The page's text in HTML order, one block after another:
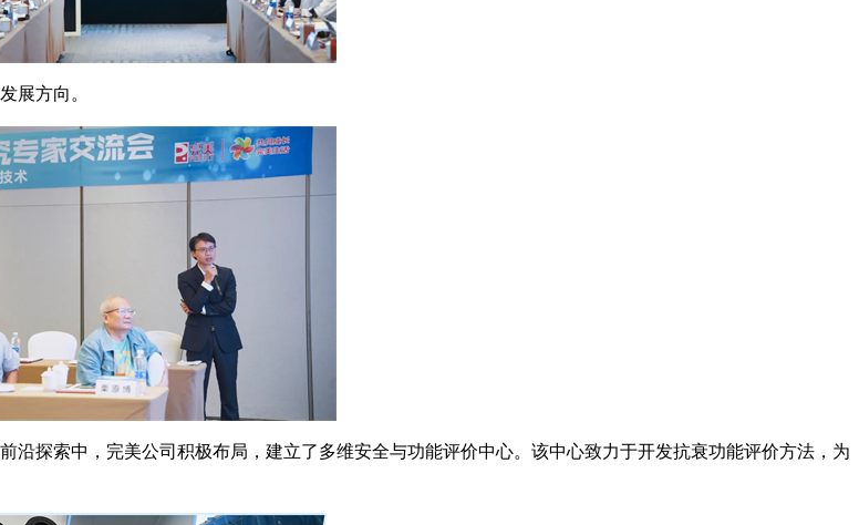
展方向。
探索中，完美公司积极布局，建立了多维安全与功能评价中心。该中心致力于开发抗衰功能评价方法，为